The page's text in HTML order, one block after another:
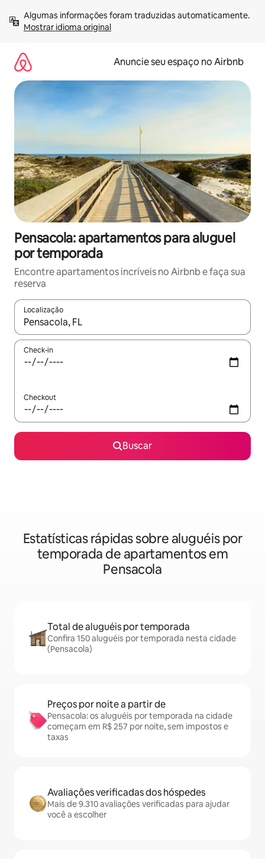
para
Mostrar idioma original
Anuncie seu espaço no Airbnb
Pensacola: apartamentos para aluguel
por temporada
Encontre apartamentos incríveis no Airbnb e faça sua
reserva
Localização
Quando os resultados estiverem disponíveis, explore-os
Check-in
Checkout
Buscar
Estatísticas rápidas sobre aluguéis por
temporada de apartamentos em
Pensacola
Total de aluguéis por temporada
Confira 150 aluguéis por temporada nesta cidade
(Pensacola)
Preços por noite a partir de
Pensacola: os aluguéis por temporada na cidade
começam em R$ 257 por noite, sem impostos e
taxas
Avaliações verificadas dos hóspedes
Mais de 9.310 avaliações verificadas para ajudar
você a escolher